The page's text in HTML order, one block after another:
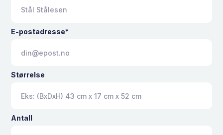
E-postadresse*
Størrelse
Antall